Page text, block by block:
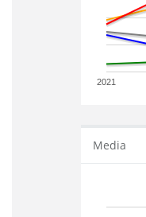
2021
Media